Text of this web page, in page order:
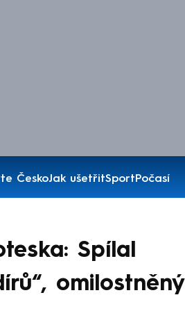
ČeskoJak ušetřitSportPočasí
Spílal
omilostněný